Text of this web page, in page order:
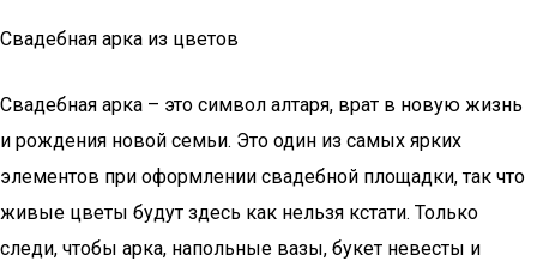
Свадебная арка из цветов
Свадебная арка – это символ алтаря, врат в новую жизнь
и рождения новой семьи. Это один из самых ярких
элементов при оформлении свадебной площадки, так что
живые цветы будут здесь как нельзя кстати. Только
следи, чтобы арка, напольные вазы, букет невесты и